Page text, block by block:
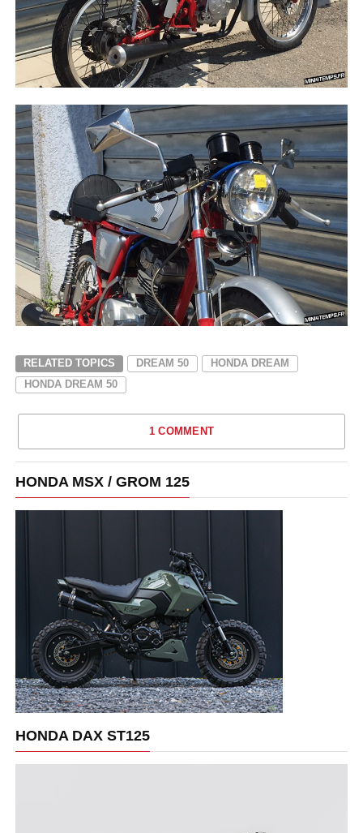
RELATED TOPICS DREAM 50
HONDA DREAM
HONDA DREAM 50
1 COMMENT
HONDA MSX / GROM 125
HONDA DAX ST125